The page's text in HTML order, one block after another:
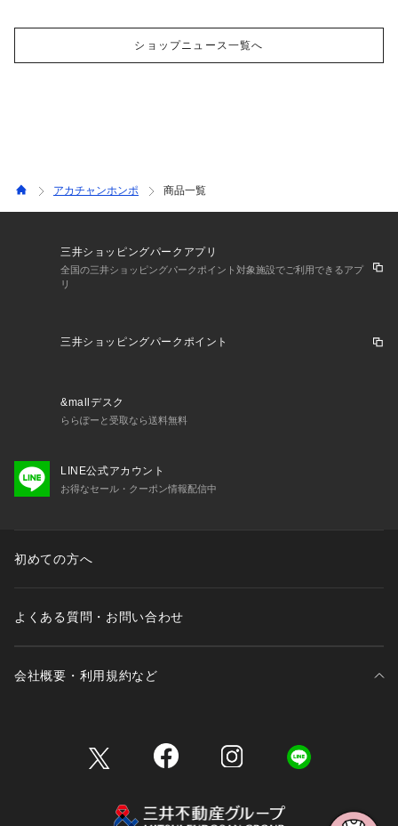
ショップニュース一覧へ
アカチャンホンポ 商品一覧
三井ショッピングパークアプリ
全国の三井ショッピングパークポイント対象施設でご利用できるアプ
リ
三井ショッピングパークポイント
&mallデスク
ららぽーと受取なら送料無料
LINE公式アカウント
お得なセール・クーポン情報配信中
初めての方へ
よくある質問・お問い合わせ
会社概要・利用規約など